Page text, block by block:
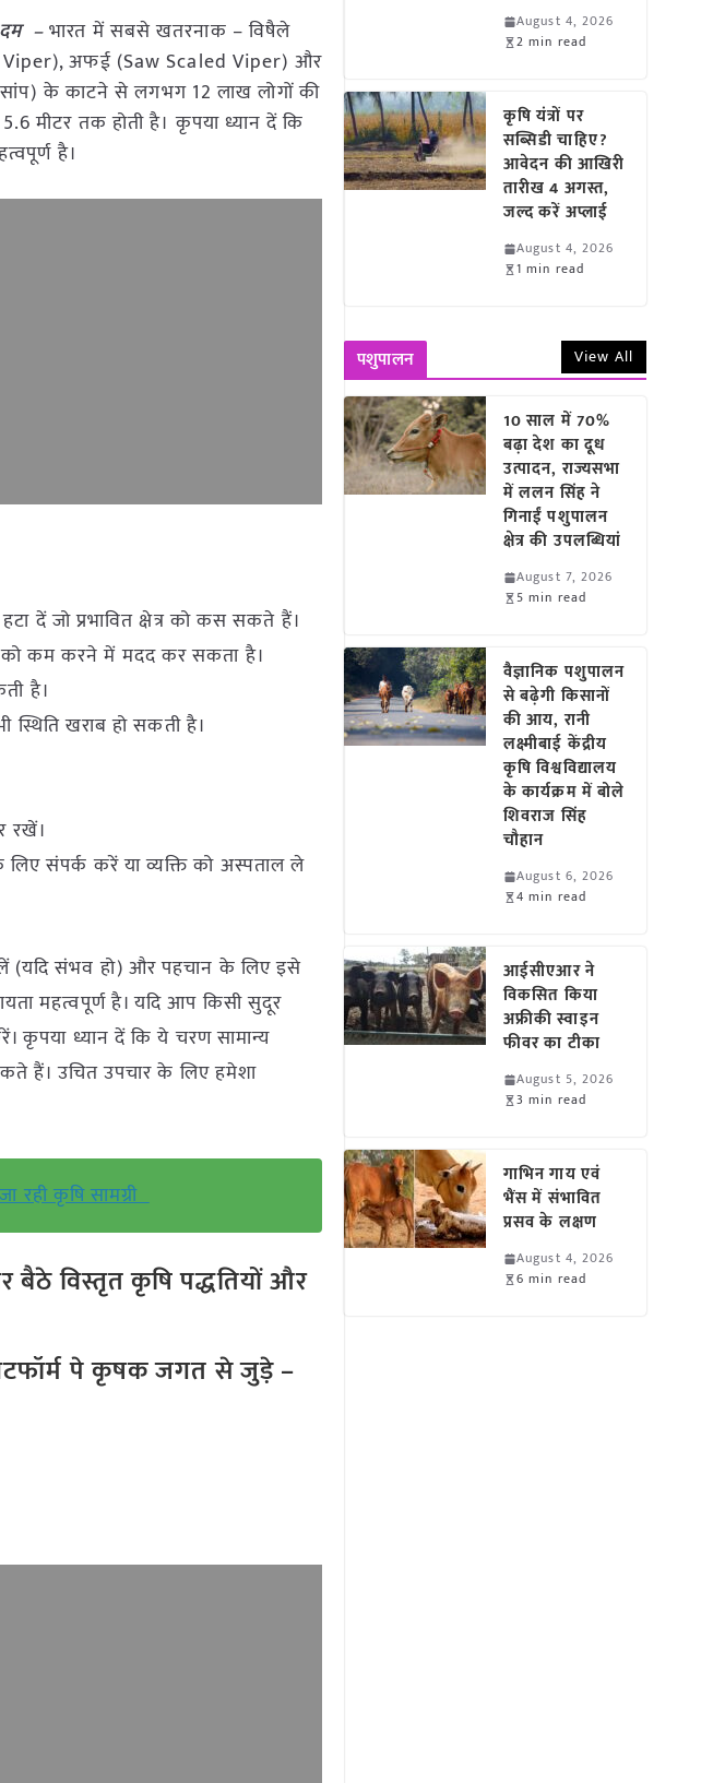
–भारत में सबसे खतरनाक – विषैले
Viper), अफई (Saw Scaled Viper) और
के काटने से लगभग 12 लाख लोगों की
मीटर तक होती है। कृपया ध्यान दें कि
है।
दें जो प्रभावित क्षेत्र को कस सकते हैं।
को कम करने में मदद कर सकता है।
है।
स्थिति खराब हो सकती है।
रखें।
लिए संपर्क करें या व्यक्ति को अस्पताल ले
(यदि संभव हो) और पहचान के लिए इसे
महत्वपूर्ण है। यदि आप किसी सुदूर
कृपया ध्यान दें कि ये चरण सामान्य
हैं। उचित उपचार के लिए हमेशा
रही कृषि सामग्री
बैठे विस्तृत कृषि पद्धतियों और
पे कृषक जगत से जुड़े –
August 4, 2026
2 min read
कृषि यंत्रों पर
सब्सिडी चाहिए?
आवेदन की आखिरी
तारीख 4 अगस्त,
जल्द करें अप्लाई
August 4, 2026
1 min read
पशुपालन View All
10 साल में 70%
बढ़ा देश का दूध
उत्पादन, राज्यसभा
में ललन सिंह ने
गिनाईं पशुपालन
क्षेत्र की उपलब्धियां
August 7, 2026
5 min read
वैज्ञानिक पशुपालन
से बढ़ेगी किसानों
की आय, रानी
लक्ष्मीबाई केंद्रीय
कृषि विश्वविद्यालय
के कार्यक्रम में बोले
शिवराज सिंह
चौहान
August 6, 2026
4 min read
आईसीएआर ने
विकसित किया
अफ्रीकी स्वाइन
फीवर का टीका
August 5, 2026
3 min read
गाभिन गाय एवं
भैंस में संभावित
प्रसव के लक्षण
August 4, 2026
6 min read